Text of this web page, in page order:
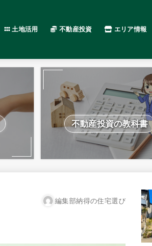
土地活用 不動産投資 エリア情報
不動産投資の教科書
編集部納得の住宅選び